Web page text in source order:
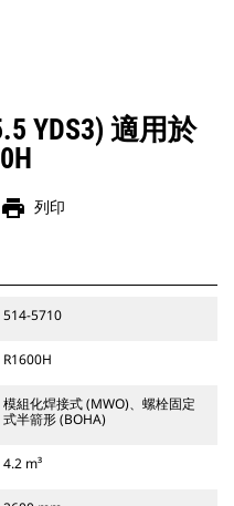
YDS3) 適用於
print 列印
514-5710
R1600H
模組化焊接式 (MWO)、螺栓固定
式半箭形 (BOHA)
4.2 m³